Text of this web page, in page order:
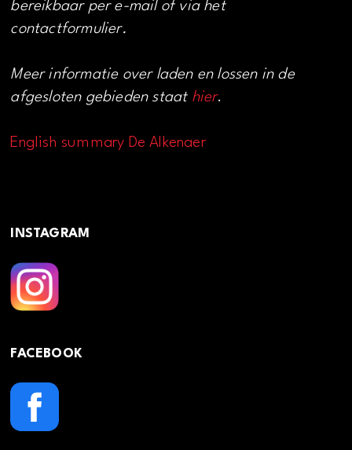
bereikbaar per e-mail of via het
contactformulier.
Meer informatie over laden en lossen in de
afgesloten gebieden staat hier.
English summary De Alkenaer
INSTAGRAM
FACEBOOK